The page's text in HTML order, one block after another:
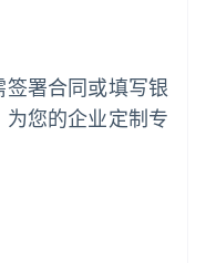
署合同或填写银
您的企业定制专